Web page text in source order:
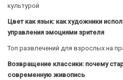
культурой
Цвет как язык: как художники
управления эмоциями зрителя
Топ развлечений для взрослых на
Возвращение классики: почему
современную живопись